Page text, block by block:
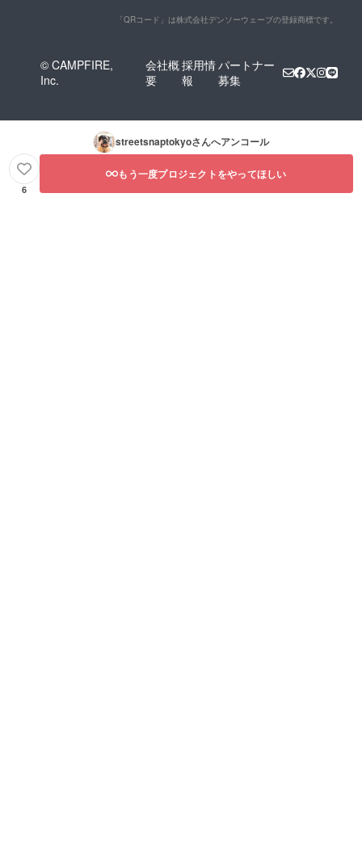
「QRコード」は株式会社デンソーウェーブの登録商標です。
© CAMPFIRE,
Inc.
会社概
要
採用情
報
パートナー
募集
streetsnaptokyoさんへアンコール
6
もう一度プロジェクトをやってほしい